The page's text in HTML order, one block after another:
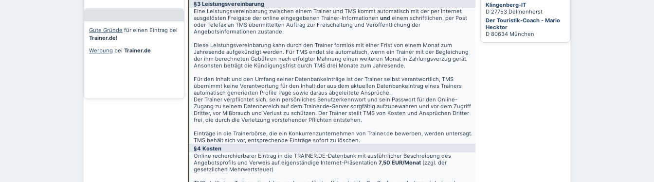
Gute Gründe für einen Eintrag bei
Trainer.de!
Werbung bei Trainer.de
Klingenberg-IT
D 27753 Delmenhorst
Der Touristik-Coach - Mario
Hecktor
D 80634 München
§3 Leistungsvereinbarung
Eine Leistungsvereinbarung zwischen einem Trainer und TMS kommt automatisch mit der per Internet
ausgelösten Freigabe der online eingegebenen Trainer-Informationen und einem schriftlichen, per Post
oder Telefax an TMS übermittelten Auftrag zur Freischaltung und Veröffentlichung der
Angebotsinformationen zustande.
Diese Leistungsvereinbarung kann durch den Trainer formlos mit einer Frist von einem Monat zum
Jahresende aufgekündigt werden. Für TMS endet sie automatisch, wenn ein Trainer mit der Begleichung
der ihm berechneten Gebühren nach erfolgter Mahnung einen weiteren Monat in Zahlungsverzug gerät.
Ansonsten beträgt die Kündigungsfrist durch TMS drei Monate zum Jahresende.
Für den Inhalt und den Umfang seiner Datenbankeinträge ist der Trainer selbst verantwortlich, TMS
übernimmt keine Verantwortung für den Inhalt der aus dem aktuellen Datenbankeintrag eines Trainers
automatisch generierten Profile Page sowie daraus abgeleitete Ansprüche.
Der Trainer verpflichtet sich, sein persönliches Benutzerkennwort und sein Passwort für den Online-
Zugang zu seinem Datenbereich auf dem Trainer.de-Server sorgfältig aufzubewahren und vor dem Zugriff
Dritter, vor Mißbrauch und Verlust zu schützen. Der Trainer stellt TMS von Kosten und Ansprüchen Dritter
frei, die durch die Verletzung vorstehender Pflichten entstehen.
Einträge in die Trainerbörse, die ein Konkurrenzunternehmen von Trainer.de bewerben, werden untersagt.
TMS behält sich vor, entsprechende Einträge sofort zu löschen.
§4 Kosten
Online recherchierbarer Eintrag in die TRAINER.DE-Datenbank mit ausführlicher Beschreibung des
Angebotsprofils und Verweis auf eigenständige Internet-Präsentation 7,50 EUR/Monat (zzgl. der
gesetzlichen Mehrwertsteuer)